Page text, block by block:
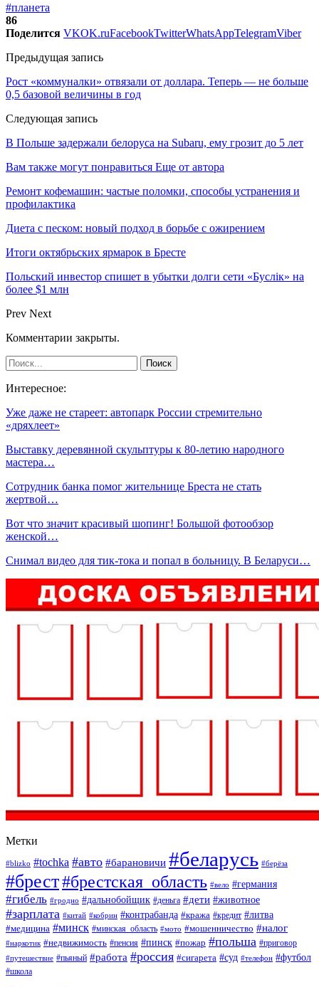
#планета
86
Поделится VKOK.ruFacebookTwitterWhatsAppTelegramViber
Предыдущая запись
Рост «коммуналки» отвязали от доллара. Теперь — не больше
0,5 базовой величины в год
Следующая запись
В Польше задержали белоруса на Subaru, ему грозит до 5 лет
Вам также могут понравиться Еще от автора
Ремонт кофемашин: частые поломки, способы устранения и
профилактика
Диета с песком: новый подход в борьбе с ожирением
Итоги октябрьских ярмарок в Бресте
Польский инвестор спишет в убытки долги сети «Буслiк» на
более $1 млн
Prev Next
Комментарии закрыты.
Интересное:
Уже даже не стареет: автопарк России стремительно
«дряхлеет»
Выставку деревянной скульптуры к 80-летию народного
мастера…
Сотрудник банка помог жительнице Бреста не стать
жертвой…
Вот что значит красивый шопинг! Большой фотообзор
женской…
Снимал видео для тик-тока и попал в больницу. В Беларуси…
Метки
#blizko #tochka #авто #барановичи #беларусь #берёза
#брест#брестская_область #вело #германия
#гибель #гродно #дальнобойщик #деньга #дети #животное
#зарплата #китай #кобрин #контрабанда #кража #кредит #литва
#медицина #минск #минская_область #мото #мошенничество #налог
#наркотик #недвижимость #пенсия #пинск #пожар #польша #приговор
#путешествие #пьяный #работа #россия #сигарета #суд #телефон #футбол
#школа